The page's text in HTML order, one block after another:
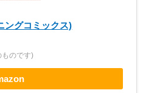
ングコミックス)
のです)